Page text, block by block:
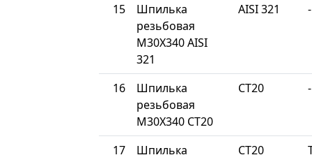
15
Шпилька
резьбовая
М30Х340 AISI
321
AISI 321 -
16
Шпилька
резьбовая
М30Х340 СТ20
СТ20 -
17
Шпилька
СТ20